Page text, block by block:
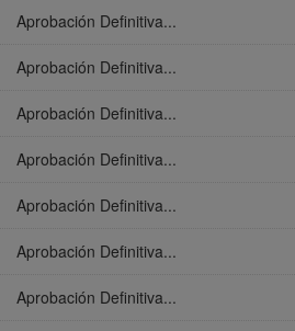
Aprobación Definitiva...
Aprobación Definitiva...
Aprobación Definitiva...
Aprobación Definitiva...
Aprobación Definitiva...
Aprobación Definitiva...
Aprobación Definitiva...